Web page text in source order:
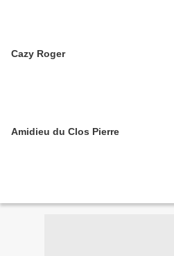
Cazy Roger
Amidieu du Clos Pierre